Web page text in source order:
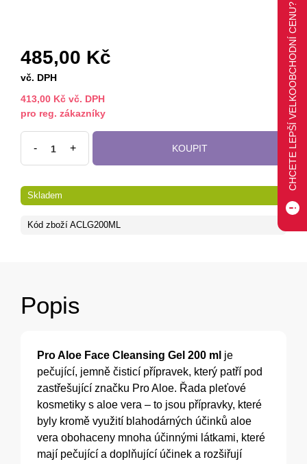
485,00 Kč
vč. DPH
413,00 Kč vč. DPH
pro reg. zákazníky
- + KOUPIT
Skladem
Kód zboží ACLG200ML
Popis
Pro Aloe Face Cleansing Gel 200 ml je
pečující, jemně čisticí přípravek, který patří pod
zastřešující značku Pro Aloe. Řada pleťové
kosmetiky s aloe vera – to jsou přípravky, které
byly kromě využití blahodárných účinků aloe
vera obohaceny mnoha účinnými látkami, které
mají pečující a doplňující účinek a rozšiřují
CHCETE LEPŠÍ VELKOOBCHODNÍ CENU?